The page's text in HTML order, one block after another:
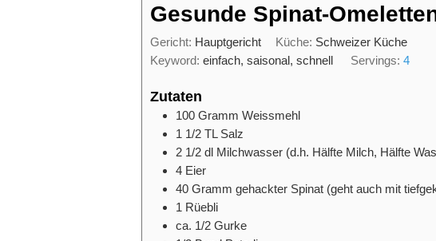
Gesunde Spinat-
Gericht: Hauptgericht Küche: Schweizer Küche
Keyword: einfach, saisonal, schnell Servings:4
Zutaten
100 Gramm Weissmehl
1 1/2 TL Salz
2 1/2 dl Milchwasser (d.h. Hälfte Milch, Hälfte
4 Eier
40 Gramm gehackter Spinat (geht auch mit
1 Rüebli
ca. 1/2 Gurke